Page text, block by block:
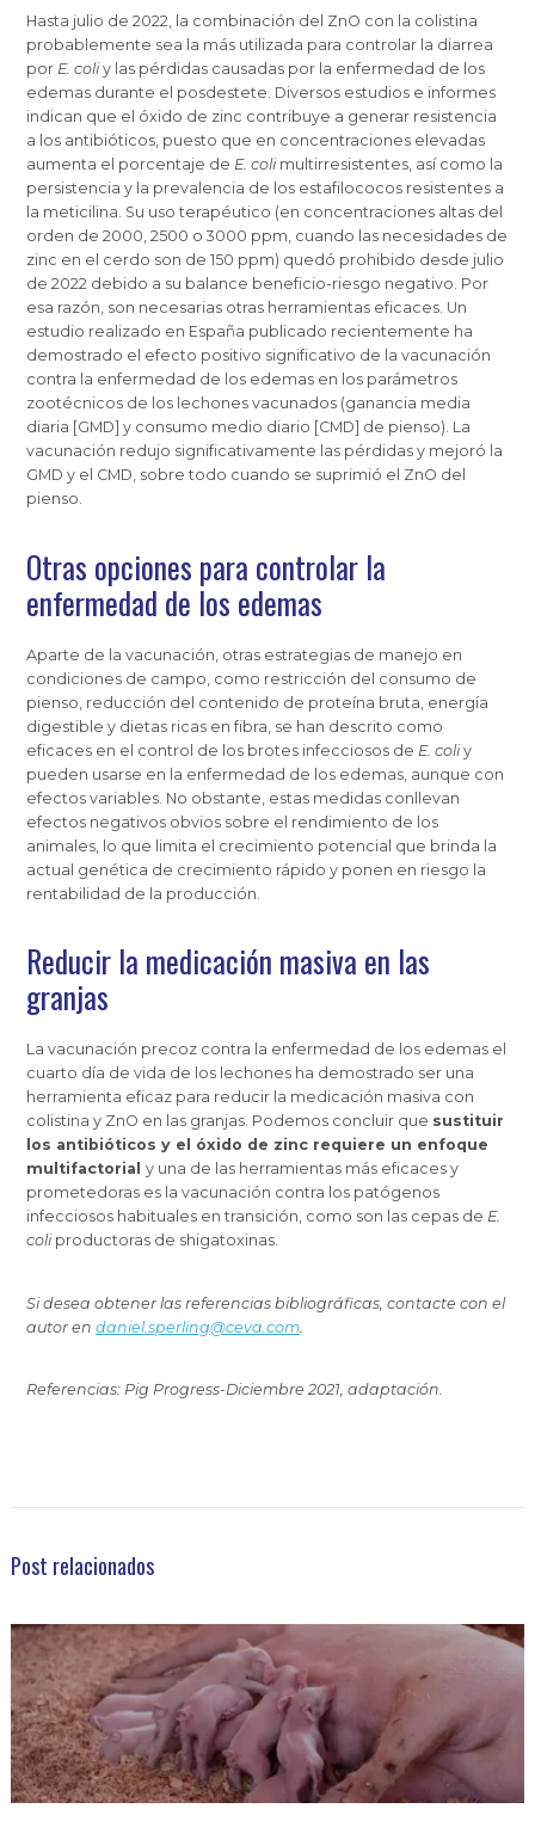
Hasta julio de 2022, la combinación del ZnO con la colistina
probablemente sea la más utilizada para controlar la diarrea
por E. coliy las pérdidas causadas por la enfermedad de los
edemas durante el posdestete. Diversos estudios e informes
indican que el óxido de zinc contribuye a generar resistencia
a los antibióticos, puesto que en concentraciones elevadas
aumenta el porcentaje de E. colimultirresistentes, así como la
persistencia y la prevalencia de los estafilococos resistentes a
la meticilina. Su uso terapéutico (en concentraciones altas del
orden de 2000, 2500 o 3000 ppm, cuando las necesidades de
zinc en el cerdo son de 150 ppm) quedó prohibido desde julio
de 2022 debido a su balance beneficio-riesgo negativo. Por
esa razón, son necesarias otras herramientas eficaces. Un
estudio realizado en España publicado recientemente ha
demostrado el efecto positivo significativo de la vacunación
contra la enfermedad de los edemas en los parámetros
zootécnicos de los lechones vacunados (ganancia media
diaria [GMD] y consumo medio diario [CMD] de pienso). La
vacunación redujo significativamente las pérdidas y mejoró la
GMD y el CMD, sobre todo cuando se suprimió el ZnO del
pienso.
Otras opciones para controlar la
enfermedad de los edemas
Aparte de la vacunación, otras estrategias de manejo en
condiciones de campo, como restricción del consumo de
pienso, reducción del contenido de proteína bruta, energía
digestible y dietas ricas en fibra, se han descrito como
eficaces en el control de los brotes infecciosos de E. coliy
pueden usarse en la enfermedad de los edemas, aunque con
efectos variables. No obstante, estas medidas conllevan
efectos negativos obvios sobre el rendimiento de los
animales, lo que limita el crecimiento potencial que brinda la
actual genética de crecimiento rápido y ponen en riesgo la
rentabilidad de la producción.
Reducir la medicación masiva en las
granjas
La vacunación precoz contra la enfermedad de los edemas el
cuarto día de vida de los lechones ha demostrado ser una
herramienta eficaz para reducir la medicación masiva con
colistina y ZnO en las granjas. Podemos concluir que sustituir
los antibióticos y el óxido de zinc requiere un enfoque
multifactorialy una de las herramientas más eficaces y
prometedoras es la vacunación contra los patógenos
infecciosos habituales en transición, como son las cepas de E.
coliproductoras de shigatoxinas.
Si desea obtener las referencias bibliográficas, contacte con el
autor endaniel.sperling@ceva.com
Referencias: Pig Progress-Diciembre 2021, adaptación.
Post relacionados